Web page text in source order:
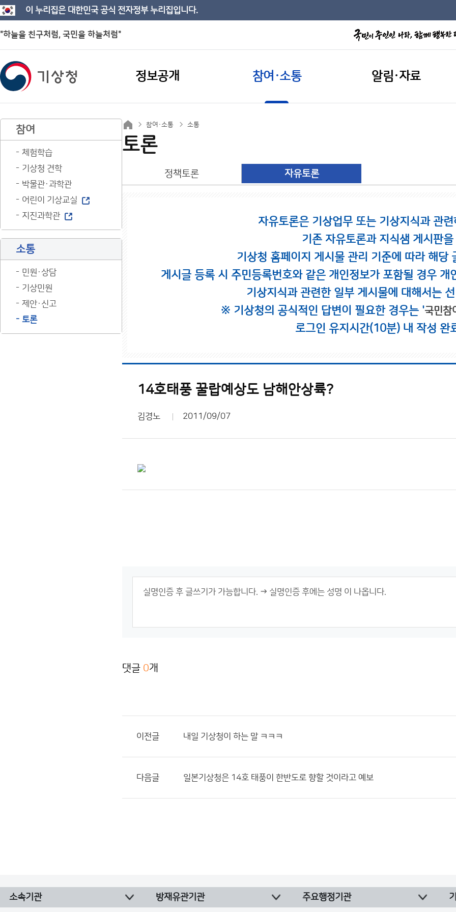
이 누리집은 대한민국 공식 전자정부 누리집입니다.
"하늘을 친구처럼, 국민을 하늘처럼"
정보공개 참여·소통 알림·자료
참여
체험학습
기상청 견학
박물관·과학관
어린이 기상교실
지진과학관
소통
민원·상담
기상민원
제안·신고
토론
참여·소통 소통
토론
정책토론 자유토론
자유토론은 기상업무 또는 기상지식과 관
기존 자유토론과 지식샘 게시판
기상청 홈페이지 게시물 관리 기준에 따라 해당
게시글 등록 시 주민등록번호와 같은 개인정보가 포함될 경우
기상지식과 관련한 일부 게시물에 대해서는
※ 기상청의 공식적인 답변이 필요한 경우는 '국민참
로그인 유지시간(10분) 내 작성 완
14호태풍 꿀랍예상도 남해안상륙?
김경노 2011/09/07
댓글 0개
이전글 내일 기상청이 하는 말 ㅋㅋㅋ
다음글 일본기상청은 14호 태풍이 한반도로 향할 것이라고 예보
소속기관 방재유관기관 주요행정기관